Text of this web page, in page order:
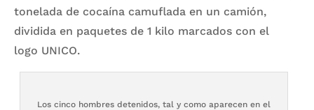
tonelada de cocaína camuflada en un camión,
dividida en paquetes de 1 kilo marcados con el
logo UNICO.
Los cinco hombres detenidos, tal y como aparecen en el